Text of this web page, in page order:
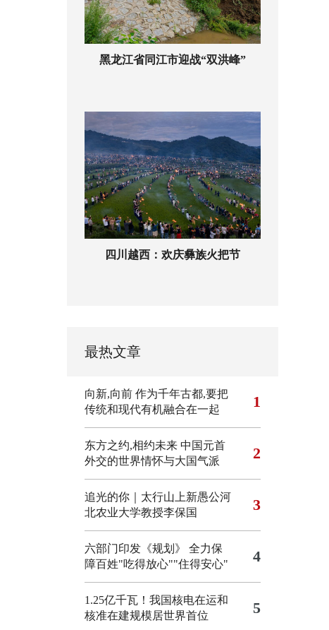
黑龙江省同江市迎战“双洪峰”
四川越西：欢庆彝族火把节
最热文章
向新,向前 作为千年古都,要把
传统和现代有机融合在一起
1
东方之约,相约未来 中国元首
外交的世界情怀与大国气派
2
追光的你｜太行山上新愚公河
北农业大学教授李保国
3
六部门印发《规划》 全力保
障百姓"吃得放心""住得安心"
4
1.25亿千瓦！我国核电在运和
核准在建规模居世界首位
5